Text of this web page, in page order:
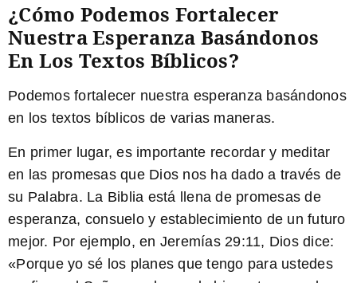
¿Cómo Podemos Fortalecer
Nuestra Esperanza Basándonos
En Los Textos Bíblicos?
Podemos fortalecer nuestra esperanza basándonos
en los textos bíblicos de varias maneras.
En primer lugar, es importante recordar y meditar
en las promesas que Dios nos ha dado a través de
su Palabra. La Biblia está llena de promesas de
esperanza, consuelo y establecimiento de un futuro
mejor. Por ejemplo, en Jeremías 29:11, Dios dice:
«Porque yo sé los planes que tengo para ustedes